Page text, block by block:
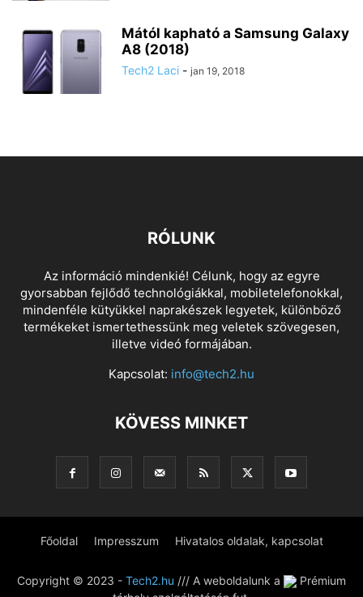
Mától kapható a Samsung Galaxy
A8 (2018)
Tech2 Laci - jan 19, 2018
RÓLUNK
Az információ mindenkié! Célunk, hogy az egyre
gyorsabban fejlődő technológiákkal, mobiletelefonokkal,
mindenféle kütyükkel naprakészek legyetek, különböző
termékeket ismertethessünk meg veletek szövegesen,
illetve videó formájában.
Kapcsolat: info@tech2.hu
KÖVESS MINKET
Főoldal Impresszum Hivatalos oldalak, kapcsolat
Copyright © 2023 - Tech2.hu /// A weboldalunk a
Prémium